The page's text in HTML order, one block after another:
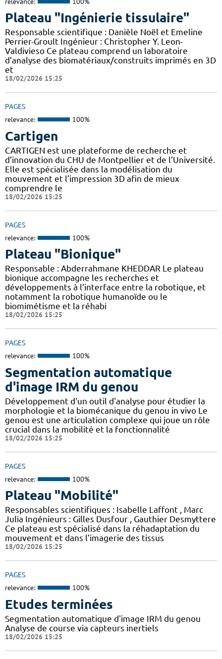
Plateau "Ingénierie tissulaire"
Responsable scientifique : Danièle Noël et Emeline
Perrier-Groult Ingénieur : Christopher Y. Leon-
Valdivieso Ce plateau comprend un laboratoire
d’analyse des biomatériaux/construits imprimés en 3D
et
18/02/2026 15:25
PAGES
relevance: 100%
Cartigen
CARTIGEN est une plateforme de recherche et
d’innovation du CHU de Montpellier et de l’Université.
Elle est spécialisée dans la modélisation du
mouvement et l’impression 3D afin de mieux
comprendre le
18/02/2026 15:25
PAGES
relevance: 100%
Plateau "Bionique"
Responsable : Abderrahmane KHEDDAR Le plateau
bionique accompagne les recherches et
développements à l’interface entre la robotique, et
notamment la robotique humanoïde ou le
biomimétisme et la réhabi
18/02/2026 15:25
PAGES
relevance: 100%
Segmentation automatique
d'image IRM du genou
Développement d'un outil d'analyse pour étudier la
morphologie et la biomécanique du genou in vivo Le
genou est une articulation complexe qui joue un rôle
crucial dans la mobilité et la fonctionnalité
18/02/2026 15:25
PAGES
relevance: 100%
Plateau "Mobilité"
Responsables scientifiques : Isabelle Laffont , Marc
Julia Ingénieurs : Gilles Dusfour , Gauthier Desmyttere
Ce plateau est spécialisé dans la réhadaptation du
mouvement et dans l’imagerie des tissus
18/02/2026 15:25
PAGES
relevance: 100%
Etudes terminées
Segmentation automatique d'image IRM du genou
Analyse de course via capteurs inertiels
18/02/2026 15:25